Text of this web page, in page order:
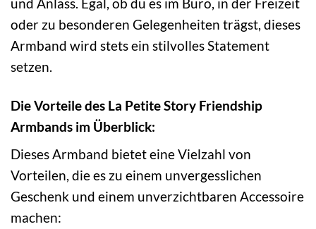
oder zu besonderen Gelegenheiten trägst, dieses
Armband wird stets ein stilvolles Statement
setzen.
Die Vorteile des La Petite Story Friendship
Armbands im Überblick:
Dieses Armband bietet eine Vielzahl von
Vorteilen, die es zu einem unvergesslichen
Geschenk und einem unverzichtbaren Accessoire
machen: